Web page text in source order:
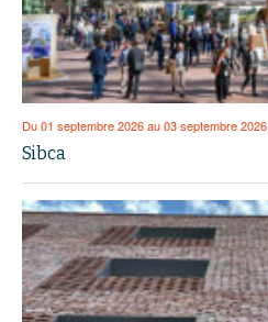
Du 01 septembre 2026 au 03 septembre 2026
Sibca